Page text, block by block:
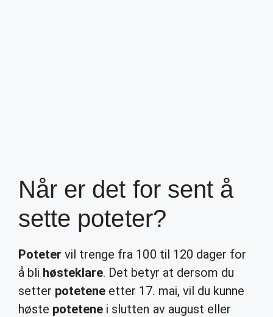
Når er det for sent å
sette poteter?
Poteter vil trenge fra 100 til 120 dager for
å bli høsteklare. Det betyr at dersom du
setter potetene etter 17. mai, vil du kunne
høste potetene i slutten av august eller